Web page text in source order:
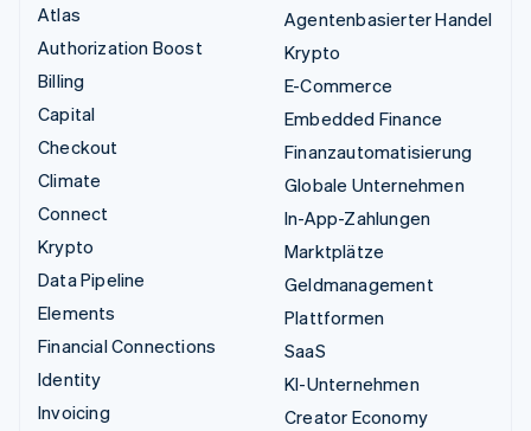
Atlas
Authorization Boost
Billing
Capital
Checkout
Climate
Connect
Krypto
Data Pipeline
Elements
Financial Connections
Identity
Invoicing
Agentenbasierter Handel
Krypto
E-Commerce
Embedded Finance
Finanzautomatisierung
Globale Unternehmen
In-App-Zahlungen
Marktplätze
Geldmanagement
Plattformen
SaaS
KI-Unternehmen
Creator Economy